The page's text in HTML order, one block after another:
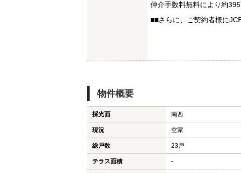
仲介手数料無料により約
■■さらに、ご契約者様に
物件概要
採光面 南西
現況 空家
総戸数 23戸
テラス面積 -